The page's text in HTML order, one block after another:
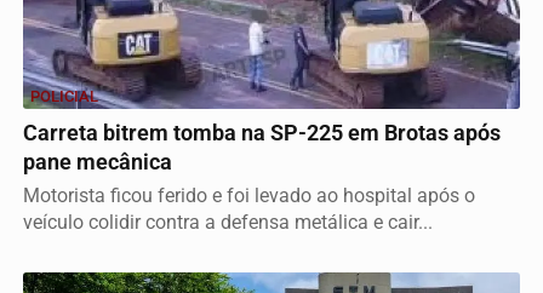
POLICIAL
Carreta bitrem tomba na SP-225 em Brotas após
pane mecânica
Motorista ficou ferido e foi levado ao hospital após o
veículo colidir contra a defensa metálica e cair...